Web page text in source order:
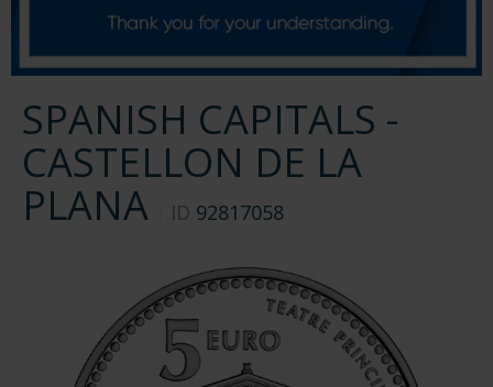
SPANISH CAPITALS -
CASTELLON DE LA
PLANA ID 92817058